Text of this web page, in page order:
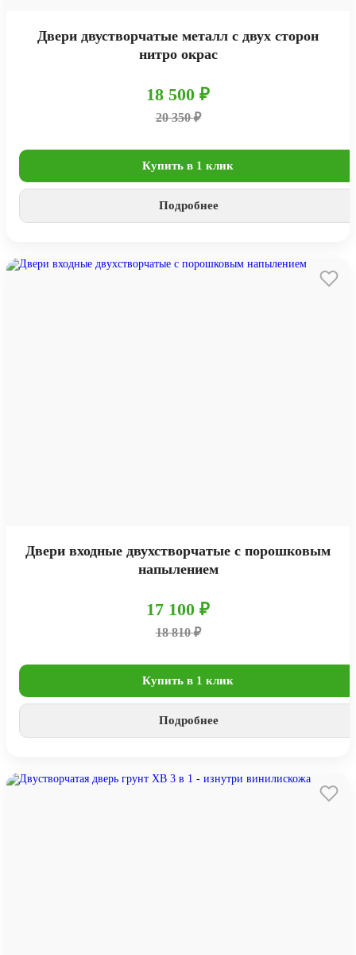
Двери двустворчатые металл с двух сторон
нитро окрас
18 500 ₽
20 350 ₽
Купить в 1 клик
Подробнее
Двери входные двухстворчатые с порошковым
напылением
17 100 ₽
18 810 ₽
Купить в 1 клик
Подробнее